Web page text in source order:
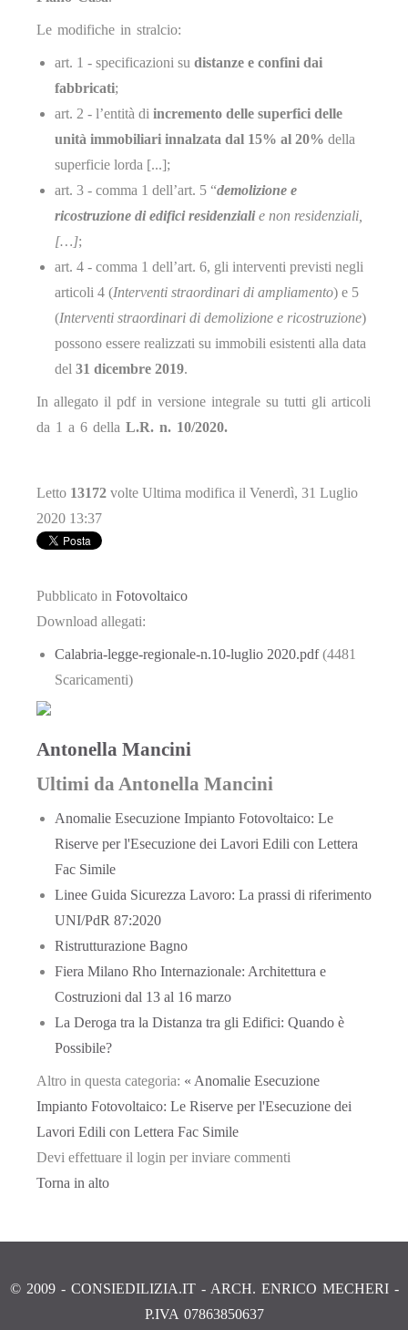
Le modifiche in stralcio:
art. 1 - specificazioni su distanze e confini dai
fabbricati;
art. 2 - l’entità di incremento delle superfici delle
unità immobiliari innalzata dal 15% al 20% della
superficie lorda [...];
art. 3 - comma 1 dell’art. 5 “demolizione e
ricostruzione di edifici residenzialie non residenziali,
[…];
art. 4 - comma 1 dell’art. 6, gli interventi previsti negli
articoli 4 (Interventi straordinari di ampliamento) e 5
(Interventi straordinari di demolizione e ricostruzione)
possono essere realizzati su immobili esistenti alla data
del 31 dicembre 2019.
In allegato il pdf in versione integrale su tutti gli articoli
da 1 a 6 della L.R. n. 10/2020.
Letto 13172 volte Ultima modifica il Venerdì, 31 Luglio
2020 13:37
Pubblicato in Fotovoltaico
Download allegati:
Calabria-legge-regionale-n.10-luglio 2020.pdf(4481
Scaricamenti)
Antonella Mancini
Ultimi da Antonella Mancini
Anomalie Esecuzione Impianto Fotovoltaico: Le
Riserve per l'Esecuzione dei Lavori Edili con Lettera
Fac Simile
Linee Guida Sicurezza Lavoro: La prassi di riferimento
UNI/PdR 87:2020
Ristrutturazione Bagno
Fiera Milano Rho Internazionale: Architettura e
Costruzioni dal 13 al 16 marzo
La Deroga tra la Distanza tra gli Edifici: Quando è
Possibile?
Altro in questa categoria: « Anomalie Esecuzione
Impianto Fotovoltaico: Le Riserve per l'Esecuzione dei
Lavori Edili con Lettera Fac Simile
Devi effettuare il login per inviare commenti
Torna in alto
© 2009 - CONSIEDILIZIA.IT - ARCH. ENRICO MECHERI -
P.IVA 07863850637